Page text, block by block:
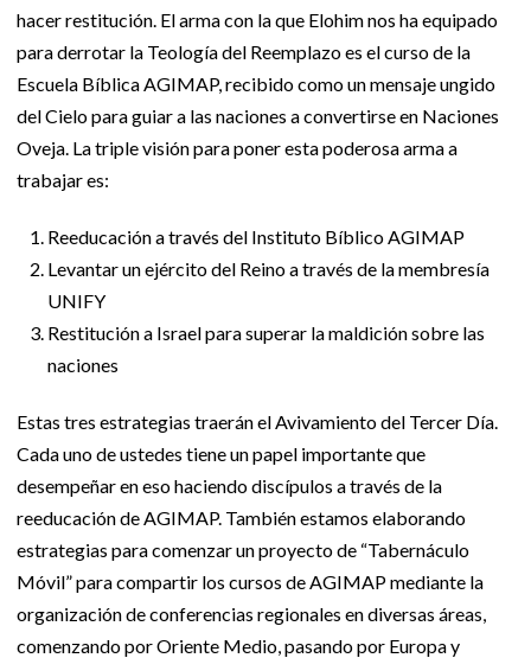
hacer restitución. El arma con la que Elohim nos ha equipado
para derrotar la Teología del Reemplazo es el curso de la
Escuela Bíblica AGIMAP, recibido como un mensaje ungido
del Cielo para guiar a las naciones a convertirse en Naciones
Oveja. La triple visión para poner esta poderosa arma a
trabajar es:
Reeducación a través del Instituto Bíblico AGIMAP
Levantar un ejército del Reino a través de la membresía
UNIFY
Restitución a Israel para superar la maldición sobre las
naciones
Estas tres estrategias traerán el Avivamiento del Tercer Día.
Cada uno de ustedes tiene un papel importante que
desempeñar en eso haciendo discípulos a través de la
reeducación de AGIMAP. También estamos elaborando
estrategias para comenzar un proyecto de “Tabernáculo
Móvil” para compartir los cursos de AGIMAP mediante la
organización de conferencias regionales en diversas áreas,
comenzando por Oriente Medio, pasando por Europa y